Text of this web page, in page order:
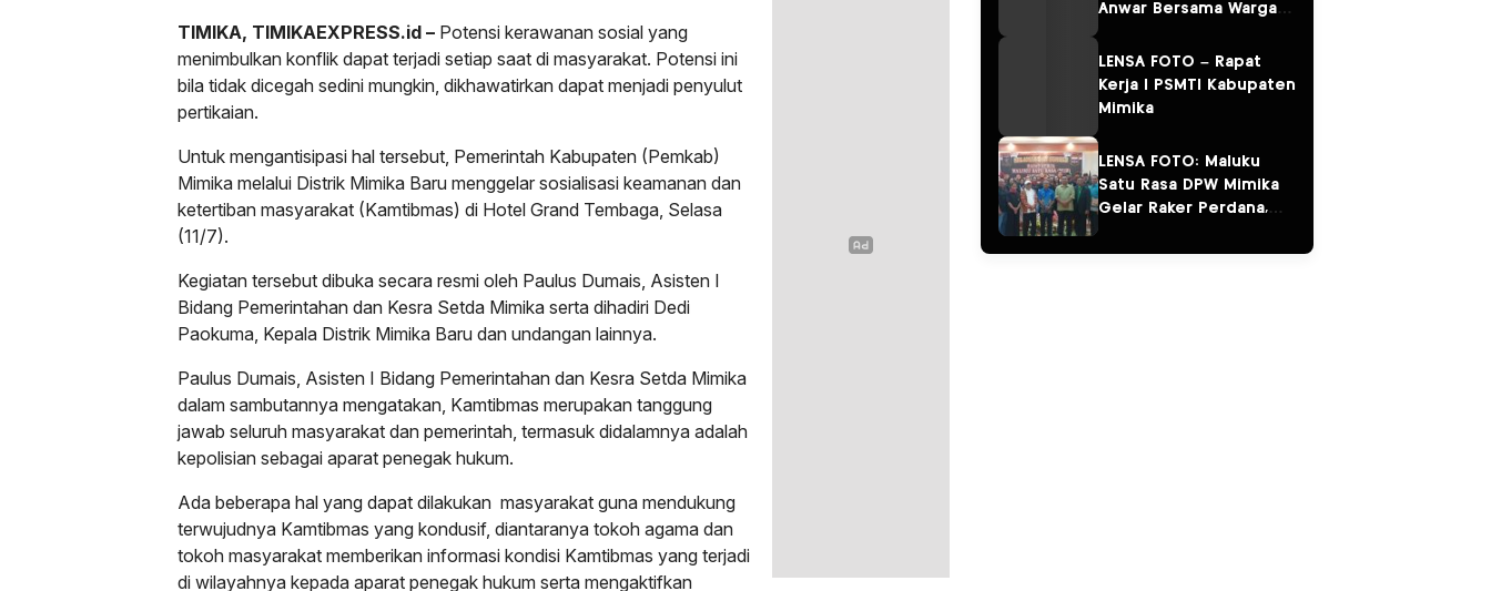
TIMIKA, TIMIKAEXPRESS.id – Potensi kerawanan sosial yang
menimbulkan konflik dapat terjadi setiap saat di masyarakat. Potensi ini
bila tidak dicegah sedini mungkin, dikhawatirkan dapat menjadi penyulut
pertikaian.
Untuk mengantisipasi hal tersebut, Pemerintah Kabupaten (Pemkab)
Mimika melalui Distrik Mimika Baru menggelar sosialisasi keamanan dan
ketertiban masyarakat (Kamtibmas) di Hotel Grand Tembaga, Selasa
(11/7).
Kegiatan tersebut dibuka secara resmi oleh Paulus Dumais, Asisten I
Bidang Pemerintahan dan Kesra Setda Mimika serta dihadiri Dedi
Paokuma, Kepala Distrik Mimika Baru dan undangan lainnya.
Paulus Dumais, Asisten I Bidang Pemerintahan dan Kesra Setda Mimika
dalam sambutannya mengatakan, Kamtibmas merupakan tanggung
jawab seluruh masyarakat dan pemerintah, termasuk didalamnya adalah
kepolisian sebagai aparat penegak hukum.
Ada beberapa hal yang dapat dilakukan masyarakat guna mendukung
terwujudnya Kamtibmas yang kondusif, diantaranya tokoh agama dan
tokoh masyarakat memberikan informasi kondisi Kamtibmas yang terjadi
di wilayahnya kepada aparat penegak hukum serta mengaktifkan
Anwar Bersama Warga
LENSA FOTO – Rapat
Kerja I PSMTI Kabupaten
Mimika
LENSA FOTO: Maluku
Satu Rasa DPW Mimika
Gelar Raker Perdana,
“Salam Sarane”